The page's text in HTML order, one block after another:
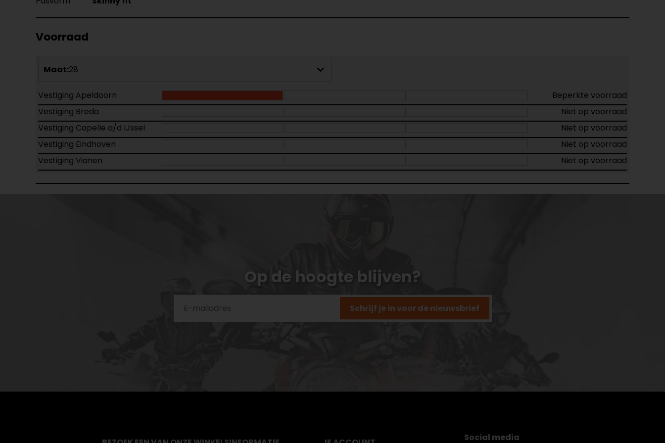
Voorraad
Maat:28
Vestiging Apeldoorn
Beperkte voorraad
Vestiging Breda
Niet op voorraad
Vestiging Capelle a/d IJssel
Niet op voorraad
Vestiging Eindhoven
Niet op voorraad
Vestiging Vianen
Niet op voorraad
Op de hoogte blijven?
Schrijf je in voor de nieuwsbrief
Social media